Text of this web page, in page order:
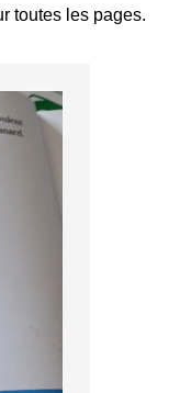
toutes les pages.